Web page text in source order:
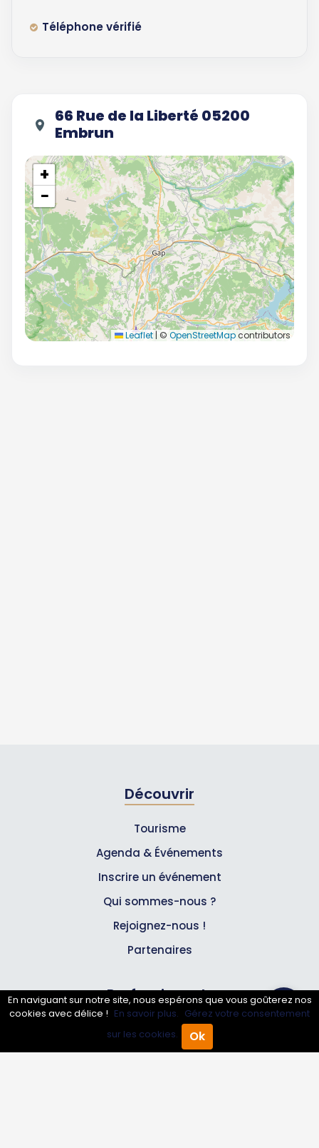
Annuaire Pro Agenda
Téléphone vérifié
66 Rue de la Liberté 05200
Embrun
+
−
Leaflet | © OpenStreetMapcontributors
Découvrir
Tourisme
Agenda & Événements
Inscrire un événement
Qui sommes-nous ?
Rejoignez-nous !
Partenaires
Professionnels
Annuaire pro
Inscrire mon entreprise
En naviguant sur notre site, nous espérons que vous goûterez nos
cookies avec délice ! En savoir plus. Gérez votre consentement
sur les cookies.
Ok